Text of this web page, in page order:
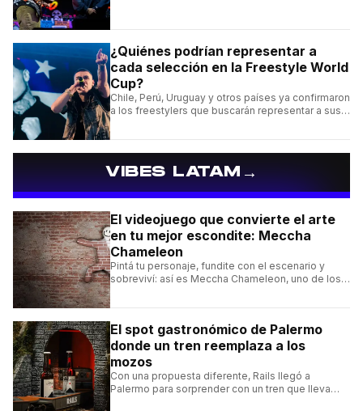
¿Quiénes podrían representar a
cada selección en la Freestyle World
Cup?
Chile, Perú, Uruguay y otros países ya confirmaron
a los freestylers que buscarán representar a sus
VIBES LATAM →
El videojuego que convierte el arte
en tu mejor escondite: Meccha
Chameleon
Pintá tu personaje, fundite con el escenario y
sobreviví: así es Meccha Chameleon, uno de los
El spot gastronómico de Palermo
donde un tren reemplaza a los
mozos
Con una propuesta diferente, Rails llegó a
Palermo para sorprender con un tren que lleva